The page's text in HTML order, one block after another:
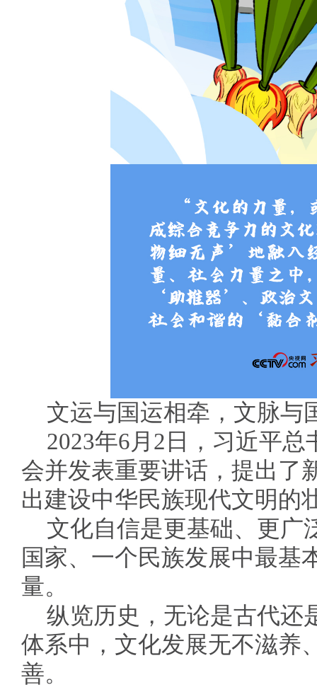
文运与国运相牵，文脉与
2023年6月2日，习近平
会并发表重要讲话，提出了
出建设中华民族现代文明的
文化自信是更基础、更广
国家、一个民族发展中最基
量。
纵览历史，无论是古代还
体系中，文化发展无不滋养
善。